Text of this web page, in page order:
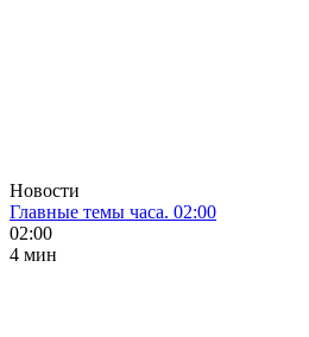
Новости
Главные темы часа. 02:00
02:00
4 мин